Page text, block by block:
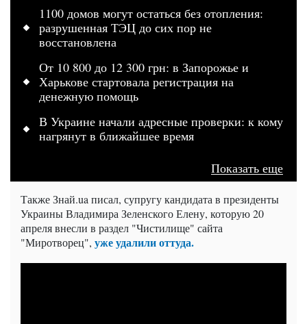
1100 домов могут остаться без отопления:
разрушенная ТЭЦ до сих пор не
восстановлена
От 10 800 до 12 300 грн: в Запорожье и
Харькове стартовала регистрация на
денежную помощь
В Украине начали адресные проверки: к кому
нагрянут в ближайшее время
Показать еще
Также Знай.ua писал, супругу кандидата в президенты
Украины Владимира Зеленского Елену, которую 20
апреля внесли в раздел "Чистилище" сайта
"Миротворец", уже удалили оттуда.